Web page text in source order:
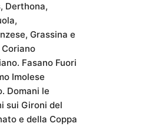
Derthona,
Grassina e
Fasano Fuori
Imolese
Domani le
sui Gironi del
e della Coppa